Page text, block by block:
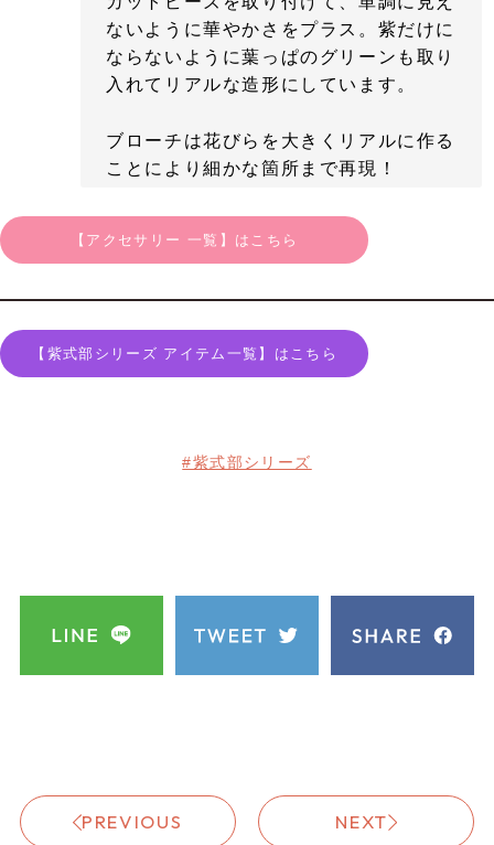
ないように華やかさをプラス。紫だけに
ならないように葉っぱのグリーンも取り
入れてリアルな造形にしています。
ブローチは花びらを大きくリアルに作る
ことにより細かな箇所まで再現！
【アクセサリー 一覧】はこちら
【紫式部シリーズ アイテム一覧】はこちら
#紫式部シリーズ
PREVIOUS NEXT